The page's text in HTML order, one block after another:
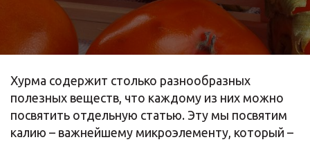
Хурма содержит столько разнообразных
полезных веществ, что каждому из них можно
посвятить отдельную статью. Эту мы посвятим
калию – важнейшему микроэлементу, который –